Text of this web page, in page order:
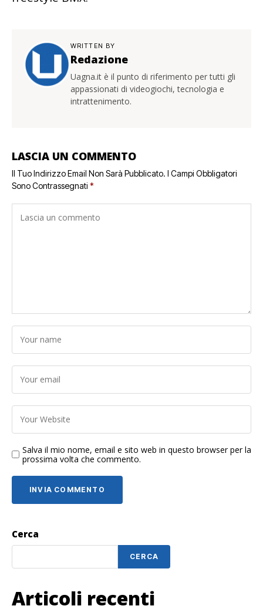
WRITTEN BY
Redazione
Uagna.it è il punto di riferimento per tutti gli
appassionati di videogiochi, tecnologia e
intrattenimento.
LASCIA UN COMMENTO
Il Tuo Indirizzo Email Non Sarà Pubblicato. I Campi Obbligatori
Sono Contrassegnati *
Salva il mio nome, email e sito web in questo browser per la
prossima volta che commento.
Cerca
CERCA
Articoli recenti